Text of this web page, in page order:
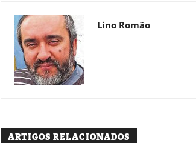
Lino Romão
ARTIGOS RELACIONADOS